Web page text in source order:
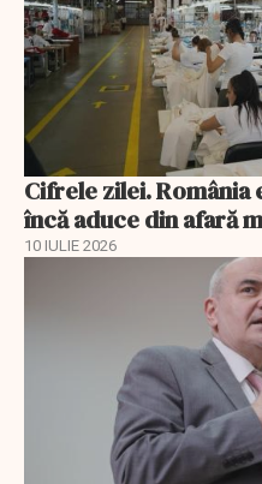
Cifrele zilei.
încă aduce din afară
10 IULIE 2026